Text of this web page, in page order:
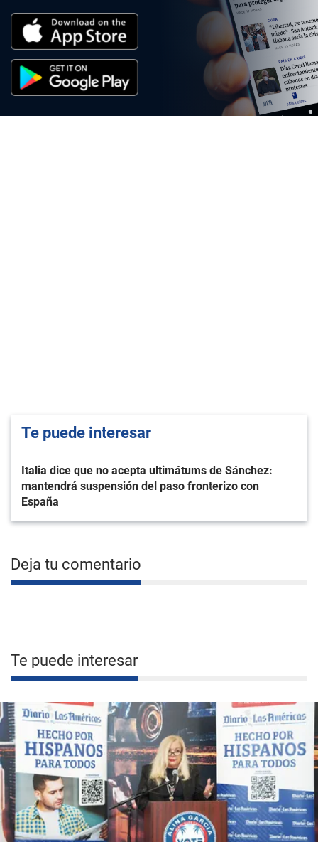
Te puede interesar
Italia dice que no acepta ultimátums de Sánchez:
mantendrá suspensión del paso fronterizo con
España
Deja tu comentario
Te puede interesar